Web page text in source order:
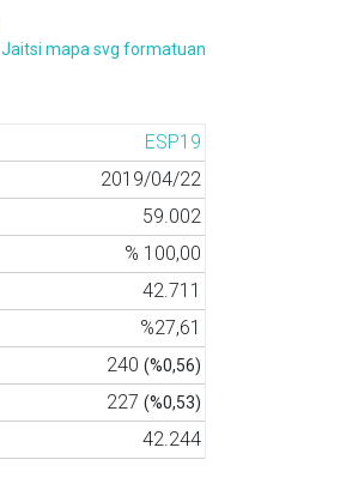
Jaitsi mapa svg formatuan
ESP19
2019/04/22
59.002
% 100,00
42.711
%27,61
240 (%0,56)
227 (%0,53)
42.244